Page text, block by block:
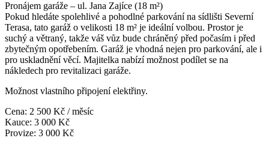
Pronájem garáže – ul. Jana Zajíce (18 m²)
Pokud hledáte spolehlivé a pohodlné parkování na sídlišti Severní
Terasa, tato garáž o velikosti 18 m² je ideální volbou. Prostor je
suchý a větraný, takže váš vůz bude chráněný před počasím i před
zbytečným opotřebením. Garáž je vhodná nejen pro parkování, ale i
pro uskladnění věcí. Majitelka nabízí možnost podílet se na
nákledech pro revitalizaci garáže.
Možnost vlastního připojení elektřiny.
Cena: 2 500 Kč / měsíc
Kauce: 3 000 Kč
Provize: 3 000 Kč